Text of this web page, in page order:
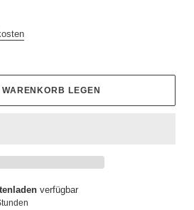
LEGEN
verfügbar